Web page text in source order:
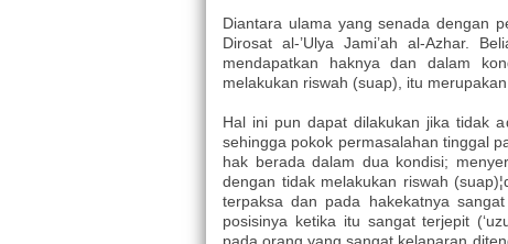
Diantara ulama yang senada dengan
Dirosat al-’Ulya Jami’ah al-Azhar.
mendapatkan haknya dan dalam
melakukan riswah (suap), itu
Hal ini pun dapat dilakukan jika tidak
sehingga pokok permasalahan tinggal
hak berada dalam dua kondisi;
dengan tidak melakukan riswah
terpaksa dan pada hakekatnya
posisinya ketika itu sangat terjepit
pada orang yang sangat kelaparan